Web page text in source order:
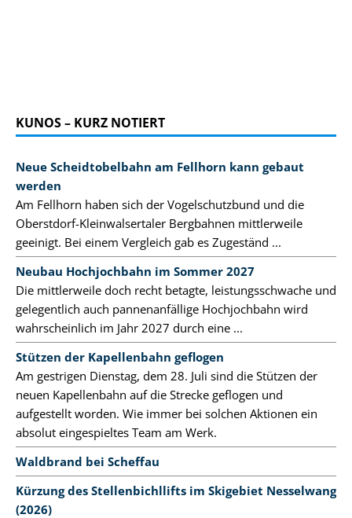
KUNOS – KURZ NOTIERT
Neue Scheidtobelbahn am Fellhorn kann gebaut
werden
Am Fellhorn haben sich der Vogelschutzbund und die
Oberstdorf-Kleinwalsertaler Bergbahnen mittlerweile
geeinigt. Bei einem Vergleich gab es Zugeständ ...
Neubau Hochjochbahn im Sommer 2027
Die mittlerweile doch recht betagte, leistungsschwache und
gelegentlich auch pannenanfällige Hochjochbahn wird
wahrscheinlich im Jahr 2027 durch eine ...
Stützen der Kapellenbahn geflogen
Am gestrigen Dienstag, dem 28. Juli sind die Stützen der
neuen Kapellenbahn auf die Strecke geflogen und
aufgestellt worden. Wie immer bei solchen Aktionen ein
absolut eingespieltes Team am Werk.
Waldbrand bei Scheffau
Kürzung des Stellenbichllifts im Skigebiet Nesselwang
(2026)